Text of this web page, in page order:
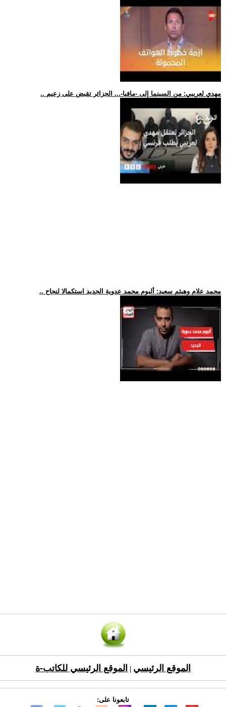
.. مهدي لعريبي: من السينما إلى -مافيا-... الجزائر تقبض على زعيم
.. محمد علام وهيثم سعيد: ألبوم محمد عدوية الجديد استكمالا لنجاح
الموقع الرئيسي الموقع الرئيسي للكاتب-ة
تابعونا على: